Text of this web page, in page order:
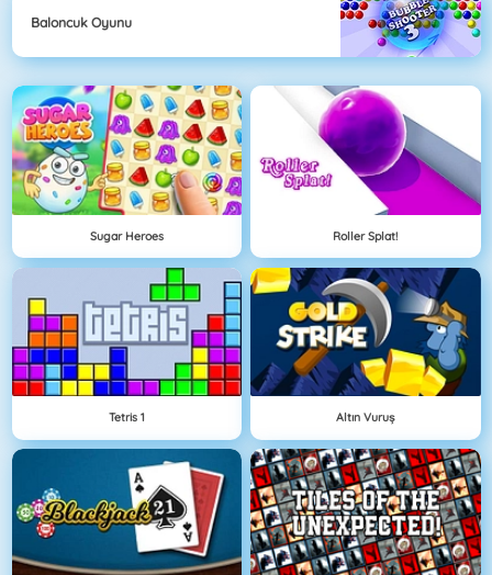
Baloncuk Oyunu
Sugar Heroes Roller Splat!
Tetris 1 Altın Vuruş